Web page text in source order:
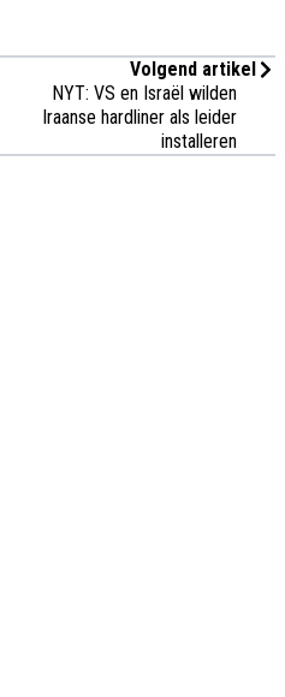
Volgend artikel
NYT: VS en Israël wilden
Iraanse hardliner als leider
installeren